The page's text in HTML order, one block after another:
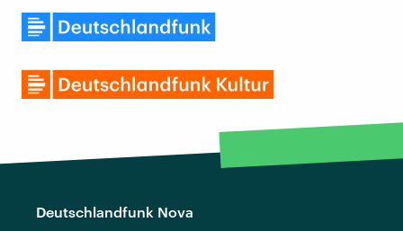
Deutschlandfunk Nova